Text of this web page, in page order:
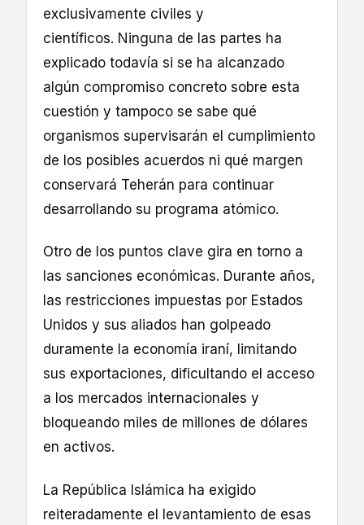
exclusivamente civiles y
científicos. Ninguna de las partes ha
explicado todavía si se ha alcanzado
algún compromiso concreto sobre esta
cuestión y tampoco se sabe qué
organismos supervisarán el cumplimiento
de los posibles acuerdos ni qué margen
conservará Teherán para continuar
desarrollando su programa atómico.
Otro de los puntos clave gira en torno a
las sanciones económicas. Durante años,
las restricciones impuestas por Estados
Unidos y sus aliados han golpeado
duramente la economía iraní, limitando
sus exportaciones, dificultando el acceso
a los mercados internacionales y
bloqueando miles de millones de dólares
en activos.
La República Islámica ha exigido
reiteradamente el levantamiento de esas